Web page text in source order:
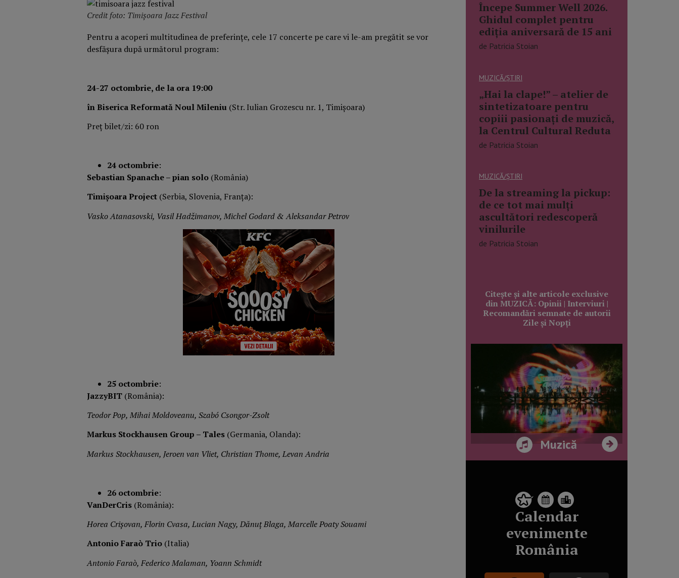
Credit foto: Timișoara Jazz Festival
Pentru a acoperi multitudinea de preferințe, cele 17 concerte pe care vi le-am pregătit se vor
desfășura după următorul program:
24-27 octombrie, de la ora 19:00
în Biserica Reformată Noul Mileniu (Str. Iulian Grozescu nr. 1, Timișoara)
Preț bilet/zi: 60 ron
24 octombrie:
Sebastian Spanache – pian solo (România)
Timișoara Project (Serbia, Slovenia, Franța):
Vasko Atanasovski, Vasil Hadžimanov, Michel Godard & Aleksandar Petrov
25 octombrie:
JazzyBIT (România):
Teodor Pop, Mihai Moldoveanu, Szabó Csongor-Zsolt
Markus Stockhausen Group – Tales (Germania, Olanda):
Markus Stockhausen, Jeroen van Vliet, Christian Thome, Levan Andria
26 octombrie:
VanDerCris (România):
Horea Crișovan, Florin Cvasa, Lucian Nagy, Dănuț Blaga, Marcelle Poaty Souami
Antonio Faraò Trio (Italia)
Antonio Faraò, Federico Malaman, Yoann Schmidt
Începe Summer Well 2026.
Ghidul complet pentru
ediția aniversară de 15 ani
de Patricia Stoian
MUZICĂ/ȘTIRI
„Hai la clape!” – atelier de
sintetizatoare pentru
copiii pasionați de muzică,
la Centrul Cultural Reduta
de Patricia Stoian
MUZICĂ/ȘTIRI
De la streaming la pickup:
de ce tot mai mulți
ascultători redescoperă
vinilurile
de Patricia Stoian
Citește și alte articole exclusive
din MUZICĂ: Opinii | Interviuri |
Recomandări semnate de autorii
Zile și Nopți
Muzică
Calendar
evenimente
România